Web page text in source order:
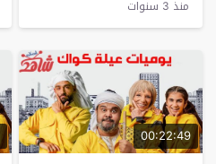
منذ 3 سنوات
00:22:49